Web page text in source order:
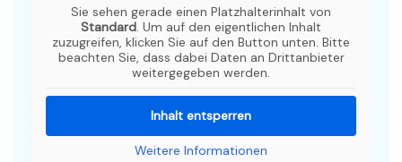
Sie sehen gerade einen Platzhalterinhalt von
Standard. Um auf den eigentlichen Inhalt
zuzugreifen, klicken Sie auf den Button unten. Bitte
beachten Sie, dass dabei Daten an Drittanbieter
weitergegeben werden.
Inhalt entsperren
Weitere Informationen